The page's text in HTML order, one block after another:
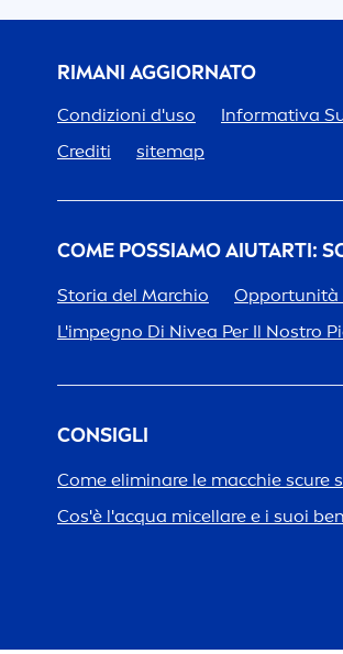
RIMANI AGGIORNATO
Condizioni d'uso Informativa
Crediti
sitemap
COME POSSIAMO AIUTARTI:
Storia del Marchio
Opportunità
L'impegno Di Nivea Per Il Nostro
CONSIGLI
Come eliminare le macchie scure
Cos'è l'acqua micellare e i suoi